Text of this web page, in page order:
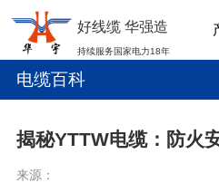
好线缆 华强造
持续服务国家电力18年
电缆百科
揭秘YTTW电缆：防火
来源：